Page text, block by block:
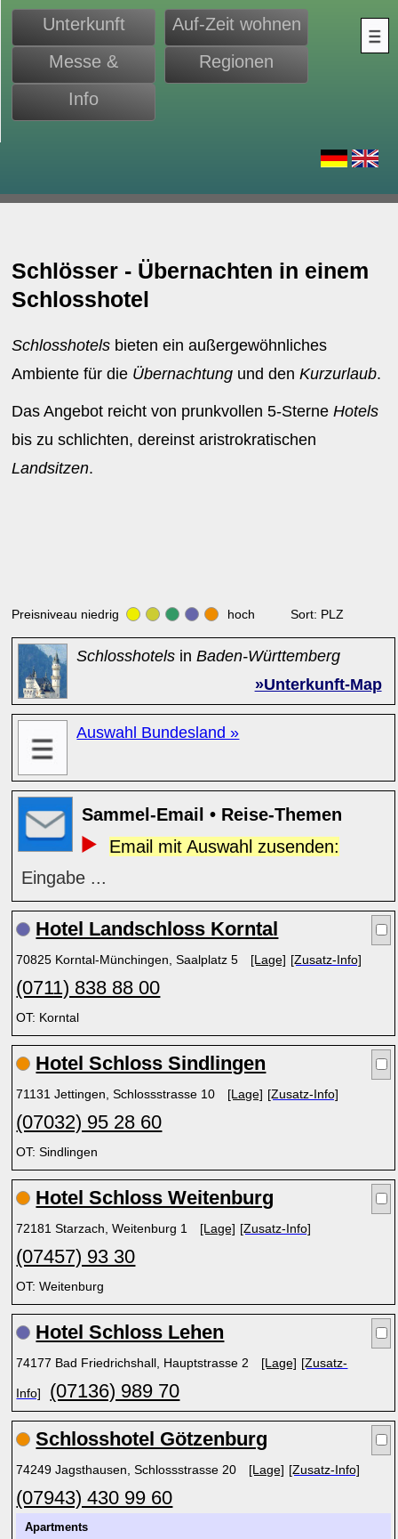
Unterkunft
Auf-Zeit wohnen
Messe &
Monteure
Regionen
Info
Schlösser - Übernachten in einem
Schlosshotel
Schlosshotels bieten ein außergewöhnliches
Ambiente für die Übernachtung und denKurzurlaub.
Das Angebot reicht von prunkvollen 5-SterneHotels
bis zu schlichten, dereinst aristrokratischen
Landsitzen.
Preisniveau niedrig hoch Sort: PLZ
Schlosshotels inBaden-Württemberg
»Unterkunft-Map
Auswahl Bundesland »
Sammel-Email • Reise-Themen
Email mit Auswahl zusenden:
Eingabe ...
Hotel Landschloss Korntal
70825 Korntal-Münchingen, Saalplatz 5 [Lage] [Zusatz-Info]
(0711) 838 88 00
OT: Korntal
Hotel Schloss Sindlingen
71131 Jettingen, Schlossstrasse 10 [Lage] [Zusatz-Info]
(07032) 95 28 60
OT: Sindlingen
Hotel Schloss Weitenburg
72181 Starzach, Weitenburg 1 [Lage] [Zusatz-Info]
(07457) 93 30
OT: Weitenburg
Hotel Schloss Lehen
74177 Bad Friedrichshall, Hauptstrasse 2 [Lage] [Zusatz-
Info] (07136) 989 70
Schlosshotel Götzenburg
74249 Jagsthausen, Schlossstrasse 20 [Lage] [Zusatz-Info]
(07943) 430 99 60
Apartments